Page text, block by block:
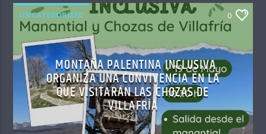
UNCATEGORIZED 0
MONTAÑA PALENTINA INCLUSIVA
ORGANIZA UNA CONVIVENCIA EN LA
QUE VISITARÁN LAS CHOZAS DE
VILLAFRÍA